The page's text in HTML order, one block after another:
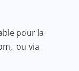
pour la
ou via